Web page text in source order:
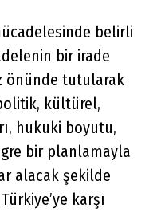
belirli
bir irade
önünde tutularak
kültürel,
hukuki boyutu,
bir planlamayla
alacak şekilde
karşı